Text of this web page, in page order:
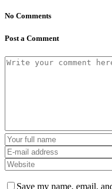
No Comments
Post a Comment
Save my name, email,